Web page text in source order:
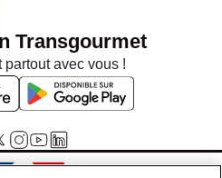
Transgourmet
partout avec vous !